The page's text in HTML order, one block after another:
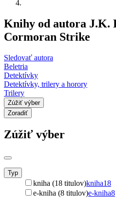
Knihy od autora J.K.
Cormoran Strike
Sledovať autora
Beletria
Detektívky
Detektívky, trilery a horory
Trilery
Zúžiť výber
Zoradiť
Zúžiť výber
Typ
kniha (18 titulov)kniha18
e-kniha (8 titulov)e-kniha8